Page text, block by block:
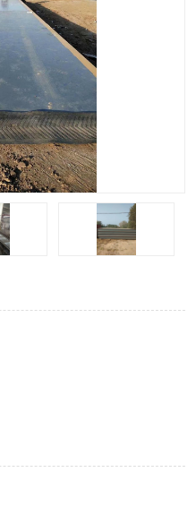
输送机
全自动输送机
食品螺旋塔
木材撕碎机